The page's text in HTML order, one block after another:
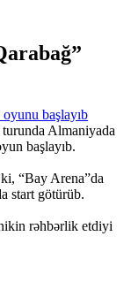
Almaniyada
başlayıb.
“Bay Arena”da
start götürüb.
rəhbərlik etdiyi